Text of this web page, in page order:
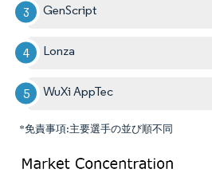
GenScript
Lonza
WuXi AppTec
*免責事項:主要選手の並び順不同